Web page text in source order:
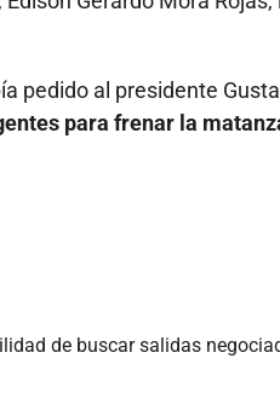
pedido al presidente
para frenar la
de buscar salidas